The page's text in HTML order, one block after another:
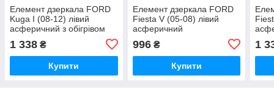
Елемент дзеркала FORD
Kuga I (08-12) лівий
асферичний з обігрівом
1 338 ₴
Купити
Елемент дзеркала FORD
Fiesta V (05-08) лівий
асферичний
996₴
Купити
1